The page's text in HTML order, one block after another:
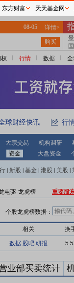
行情 数据
球财经快讯 行
大宗交易 机构调研
资金 大盘资金
新股 基金 港股 美股
电驱-龙虎榜 重要股
个股龙虎榜数据：
相关 换
数据 股吧 研报
业部买卖统计
东方财富 天天基金网